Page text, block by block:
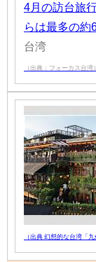
4月の訪台旅
らは最多の約
台湾
（出典：フォーカス台湾）
（出典 幻想的な台湾「